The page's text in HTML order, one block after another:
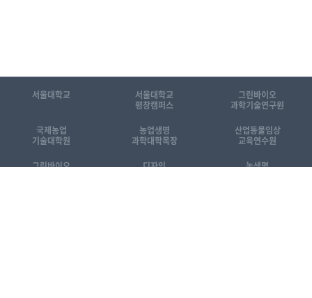
서울대학교
서울대학교
평창캠퍼스
그린바이오
과학기술연구원
국제농업
기술대학원
농업생명
과학대학목장
산업동물임상
교육연수원
그린바이오
디자인
농생명